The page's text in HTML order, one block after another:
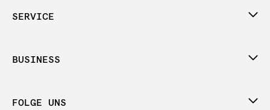
SERVICE
BUSINESS
FOLGE UNS